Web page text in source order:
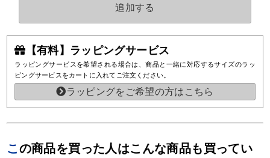
【有料】ラッピングサービス
ラッピングサービスを希望される場合は、商品と一緒に対応するサイズのラッ
ピングサービスをカートに入れてご注文ください。
ラッピングをご希望の方はこちら
追加する
この商品を買った人はこんな商品も買ってい